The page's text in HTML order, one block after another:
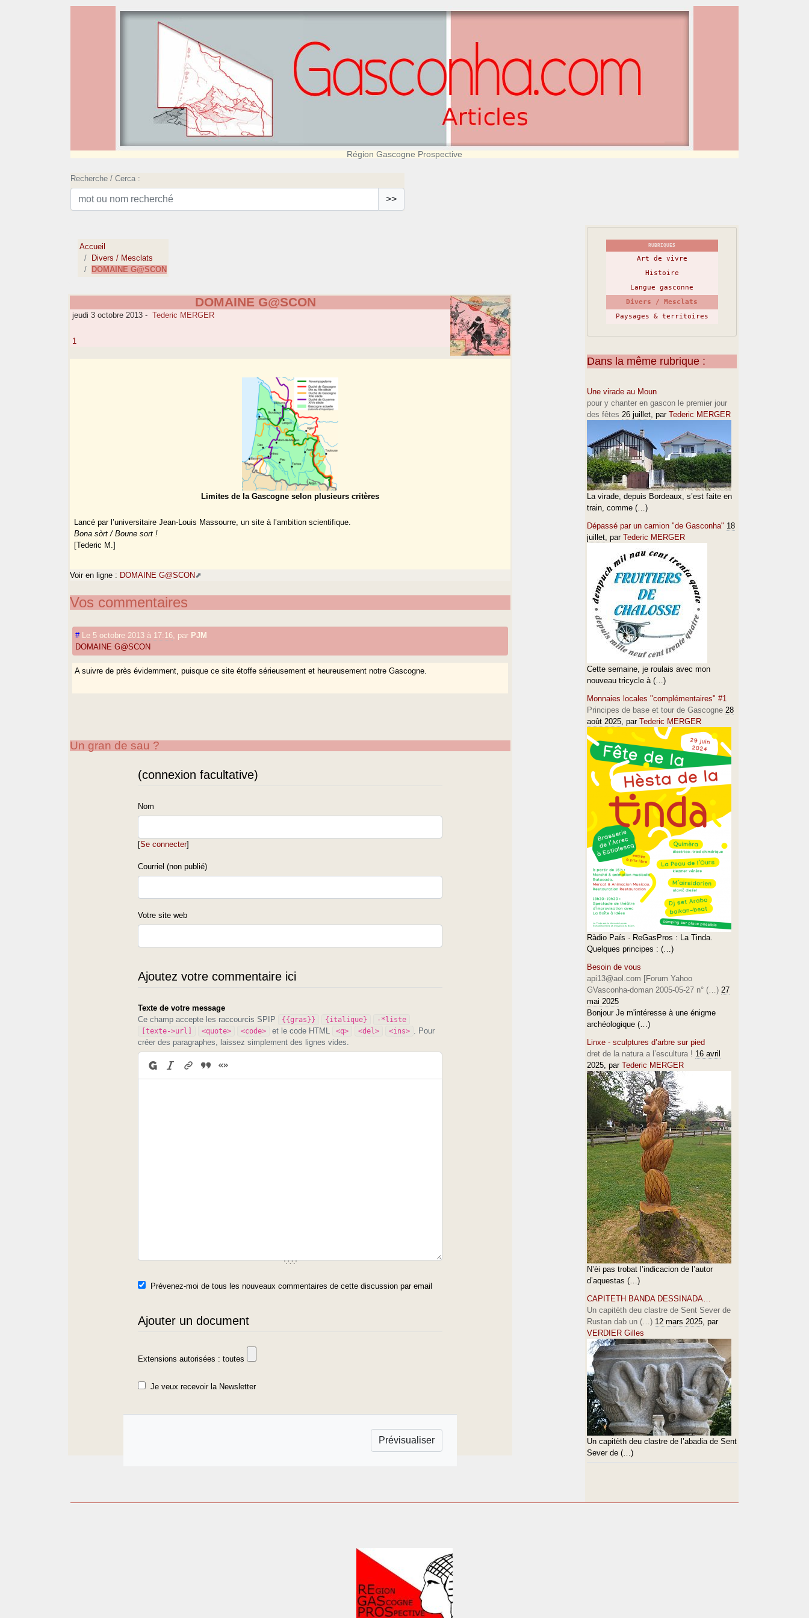
Région Gascogne Prospective
Recherche / Cerca :
>>
Accueil
Divers / Mesclats
DOMAINE G@SCON
DOMAINE G@SCON
jeudi 3 octobre 2013 - Tederic MERGER
1
Limites de la Gascogne selon plusieurs critères
Lancé par l’universitaire Jean-Louis Massourre, un site à l’ambition scientifique.
Bona sòrt / Boune sort !
[Tederic M.]
Voir en ligne : DOMAINE G@SCON
Vos commentaires
# Le 5 octobre 2013 à 17:16 par PJM
DOMAINE G@SCON
A suivre de près évidemment, puisque ce site étoffe sérieusement et heureusement notre Gascogne.
Un gran de sau ?
(connexion facultative)
Nom
[Se connecter]
Courriel (non publié)
Votre site web
Ajoutez votre commentaire ici
Texte de votre message
Ce champ accepte les raccourcis SPIP
{{gras}} {italique}
-*liste
[texte->url]
<quote> <code> et le code HTML <q> <del> <ins>
. Pour
créer des paragraphes, laissez simplement des lignes vides.
Prévenez-moi de tous les nouveaux commentaires de cette discussion par email
Ajouter un document
Extensions autorisées : toutes
Je veux recevoir la Newsletter
RUBRIQUES
Art de vivre
Histoire
Langue gasconne
Divers / Mesclats
Paysages & territoires
Dans la même rubrique :
Une virade au Moun
pour y chanter en gascon le premier jour
des fêtes 26 juillet, par Tederic MERGER
La virade, depuis Bordeaux, s’est faite en
train, comme (…)
Dépassé par un camion "de Gasconha" 18
juillet, par Tederic MERGER
Cette semaine, je roulais avec mon
nouveau tricycle à (…)
Monnaies locales "complémentaires" #1
Principes de base et tour de Gascogne 28
août 2025, par Tederic MERGER
Ràdio País · ReGasPros : La Tinda.
Quelques principes : (…)
Besoin de vous
api13@aol.com [Forum Yahoo
GVasconha-doman 2005-05-27 n° (…) 27
mai 2025
Bonjour Je m'intéresse à une énigme
archéologique (…)
Linxe - sculptures d’arbre sur pied
dret de la natura a l’escultura ! 16 avril
2025, par Tederic MERGER
N’èi pas trobat l’indicacion de l’autor
d’aquestas (…)
CAPITETH BANDA DESSINADA…
Un capitèth deu clastre de Sent Sever de
Rustan dab un (…) 12 mars 2025, par
VERDIER Gilles
Un capitèth deu clastre de l’abadia de Sent
Sever de (…)